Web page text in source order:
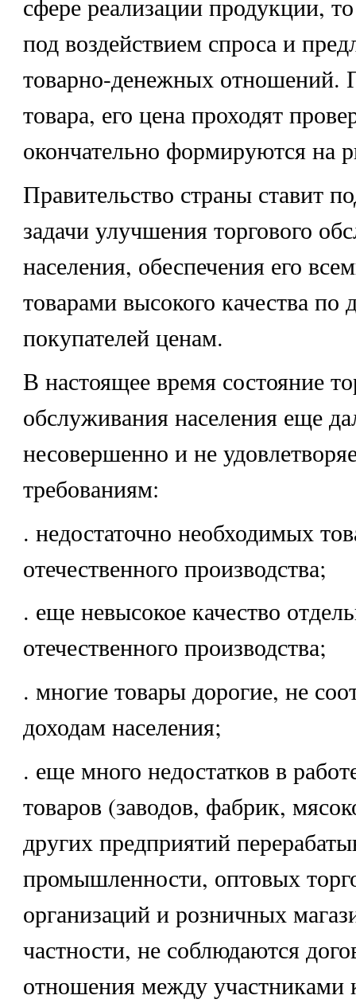
сфере реализации продукции,
под воздействием спроса и
товарно-денежных отношений.
товара, его цена проходят
окончательно формируются на
Правительство страны ставит
задачи улучшения торгового
населения, обеспечения его
товарами высокого качества
покупателей ценам.
В настоящее время состояние
обслуживания населения еще
несовершенно и не
требованиям:
. недостаточно необходимых
отечественного производства;
. еще невысокое качество
отечественного производства;
. многие товары дорогие, не
доходам населения;
. еще много недостатков в
товаров (заводов, фабрик,
других предприятий
промышленности, оптовых
организаций и розничных
частности, не соблюдаются
отношения между участниками